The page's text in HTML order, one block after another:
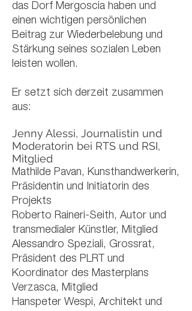
das Dorf Mergoscia haben und
einen wichtigen persönlichen
Beitrag zur Wiederbelebung und
Stärkung seines sozialen Leben
leisten wollen.
Er setzt sich derzeit zusammen
aus:
Jenny Alessi, Journalistin und
Moderatorin bei RTS und RSI,
Mitglied
Mathilde Pavan, Kunsthandwerkerin,
Präsidentin und Initiatorin des
Projekts
Roberto Raineri-Seith, Autor und
transmedialer Künstler, Mitglied
Alessandro Speziali, Grossrat,
Präsident des PLRT und
Koordinator des Masterplans
Verzasca, Mitglied
Hanspeter Wespi, Architekt und